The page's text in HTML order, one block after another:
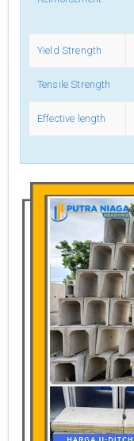
Yield Strength
Tensile Strength
Effective length